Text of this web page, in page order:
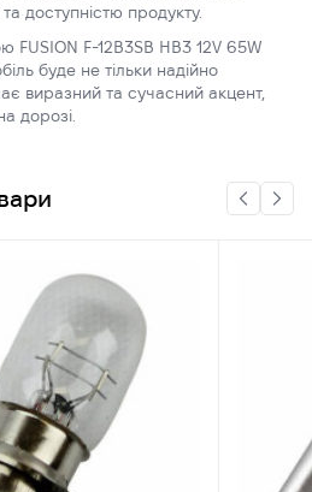
доступністю продукту.
F-12B3SB HB3 12V 65W
буде не тільки надійно
виразний та сучасний акцент,
дорозі.